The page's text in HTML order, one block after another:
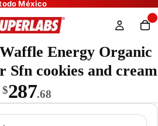
Energy Organic
Sfn cookies and cream
$287.68